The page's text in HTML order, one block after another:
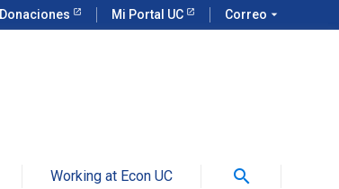
Donaciones Mi Portal UC Correo arrow_drop_down
Working at Econ UC search